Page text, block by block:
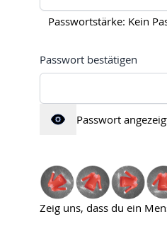
Passwortstärke: Kein
Passwort bestätigen
Passwort bestätigen
Passwort
Zeig uns, dass du ein